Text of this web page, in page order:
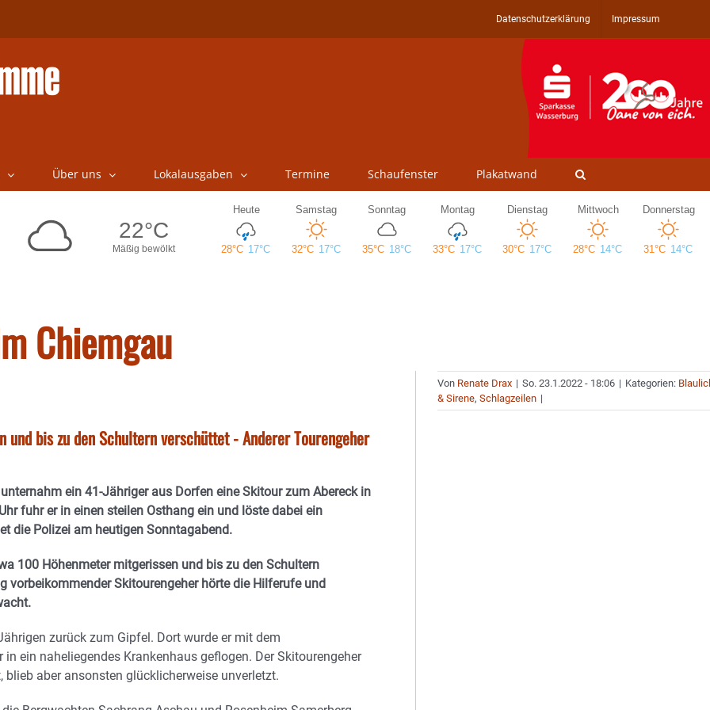
Datenschutzerklärung Impressum
Über uns Lokalausgaben Termine Schaufenster Plakatwand
Chiemgau
bis zu den Schultern verschüttet - Anderer Tourengeher
ein 41-Jähriger aus Dorfen eine Skitour zum Abereck in
fuhr er in einen steilen Osthang ein und löste dabei ein
die Polizei am heutigen Sonntagabend.
100 Höhenmeter mitgerissen und bis zu den Schultern
vorbeikommender Skitourengeher hörte die Hilferufe und
zurück zum Gipfel. Dort wurde er mit dem
in ein naheliegendes Krankenhaus geflogen. Der Skitourengeher
blieb aber ansonsten glücklicherweise unverletzt.
Von Renate Drax | So. 23.1.2022 - 18:06 | Kategorien:
& Sirene,Schlagzeilen |